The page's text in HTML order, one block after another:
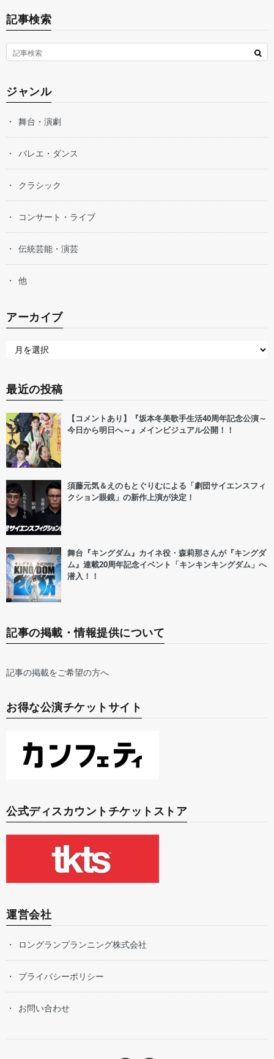
記事検索
ジャンル
舞台・演劇
バレエ・ダンス
クラシック
コンサート・ライブ
伝統芸能・演芸
他
アーカイブ
最近の投稿
【コメントあり】『坂本冬美歌手生活40周年記念公演～
今日から明日へ～』メインビジュアル公開！！
須藤元気＆えのもとぐりむによる「劇団サイエンスフィ
クション眼鏡」の新作上演が決定！
舞台『キングダム』カイネ役・森莉那さんが『キングダ
ム』連載20周年記念イベント「キンキンキングダム」へ
潜入！！
記事の掲載・情報提供について
記事の掲載をご希望の方へ
お得な公演チケットサイト
公式ディスカウントチケットストア
運営会社
ロングランプランニング株式会社
プライバシーポリシー
お問い合わせ